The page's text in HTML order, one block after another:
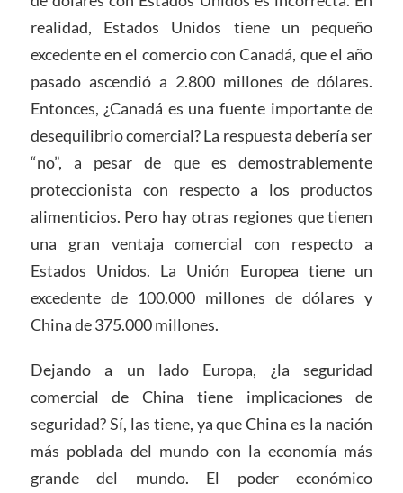
realidad, Estados Unidos tiene un pequeño
excedente en el comercio con Canadá, que el año
pasado ascendió a 2.800 millones de dólares.
Entonces, ¿Canadá es una fuente importante de
desequilibrio comercial? La respuesta debería ser
“no”, a pesar de que es demostrablemente
proteccionista con respecto a los productos
alimenticios. Pero hay otras regiones que tienen
una gran ventaja comercial con respecto a
Estados Unidos. La Unión Europea tiene un
excedente de 100.000 millones de dólares y
China de 375.000 millones.
Dejando a un lado Europa, ¿la seguridad
comercial de China tiene implicaciones de
seguridad? Sí, las tiene, ya que China es la nación
más poblada del mundo con la economía más
grande del mundo. El poder económico